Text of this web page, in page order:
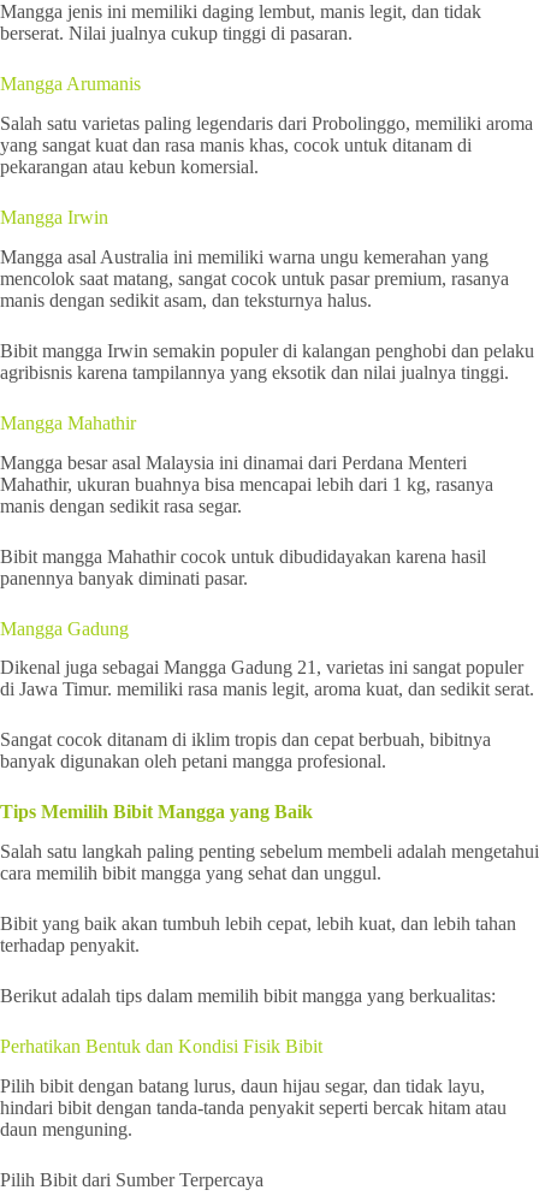
Mangga jenis ini memiliki daging lembut, manis legit, dan tidak
berserat. Nilai jualnya cukup tinggi di pasaran.
Mangga Arumanis
Salah satu varietas paling legendaris dari Probolinggo, memiliki aroma
yang sangat kuat dan rasa manis khas, cocok untuk ditanam di
pekarangan atau kebun komersial.
Mangga Irwin
Mangga asal Australia ini memiliki warna ungu kemerahan yang
mencolok saat matang, sangat cocok untuk pasar premium, rasanya
manis dengan sedikit asam, dan teksturnya halus.
Bibit mangga Irwin semakin populer di kalangan penghobi dan pelaku
agribisnis karena tampilannya yang eksotik dan nilai jualnya tinggi.
Mangga Mahathir
Mangga besar asal Malaysia ini dinamai dari Perdana Menteri
Mahathir, ukuran buahnya bisa mencapai lebih dari 1 kg, rasanya
manis dengan sedikit rasa segar.
Bibit mangga Mahathir cocok untuk dibudidayakan karena hasil
panennya banyak diminati pasar.
Mangga Gadung
Dikenal juga sebagai Mangga Gadung 21, varietas ini sangat populer
di Jawa Timur. memiliki rasa manis legit, aroma kuat, dan sedikit serat.
Sangat cocok ditanam di iklim tropis dan cepat berbuah, bibitnya
banyak digunakan oleh petani mangga profesional.
Tips Memilih Bibit Mangga yang Baik
Salah satu langkah paling penting sebelum membeli adalah mengetahui
cara memilih bibit mangga yang sehat dan unggul.
Bibit yang baik akan tumbuh lebih cepat, lebih kuat, dan lebih tahan
terhadap penyakit.
Berikut adalah tips dalam memilih bibit mangga yang berkualitas:
Perhatikan Bentuk dan Kondisi Fisik Bibit
Pilih bibit dengan batang lurus, daun hijau segar, dan tidak layu,
hindari bibit dengan tanda-tanda penyakit seperti bercak hitam atau
daun menguning.
Pilih Bibit dari Sumber Terpercaya